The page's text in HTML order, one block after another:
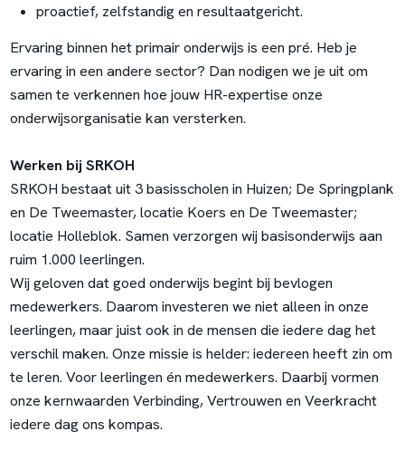
proactief, zelfstandig en resultaatgericht.
Ervaring binnen het primair onderwijs is een pré. Heb je
ervaring in een andere sector? Dan nodigen we je uit om
samen te verkennen hoe jouw HR-expertise onze
onderwijsorganisatie kan versterken.
Werken bij SRKOH
SRKOH bestaat uit 3 basisscholen in Huizen; De Springplank
en De Tweemaster, locatie Koers en De Tweemaster;
locatie Holleblok. Samen verzorgen wij basisonderwijs aan
ruim 1.000 leerlingen.
Wij geloven dat goed onderwijs begint bij bevlogen
medewerkers. Daarom investeren we niet alleen in onze
leerlingen, maar juist ook in de mensen die iedere dag het
verschil maken. Onze missie is helder: iedereen heeft zin om
te leren. Voor leerlingen én medewerkers. Daarbij vormen
onze kernwaarden Verbinding, Vertrouwen en Veerkracht
iedere dag ons kompas.